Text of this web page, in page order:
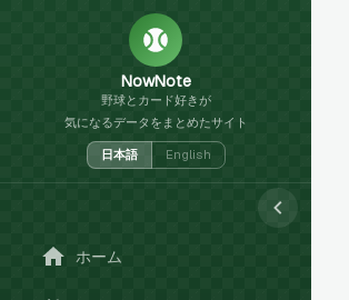
NowNote
野球とカード好きが
気になるデータをまとめたサイト
日本語 English
ホーム